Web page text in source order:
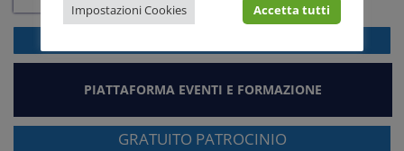
PIATTAFORMA EVENTI E FORMAZIONE
GRATUITO PATROCINIO
Impostazioni Cookies Accetta tutti